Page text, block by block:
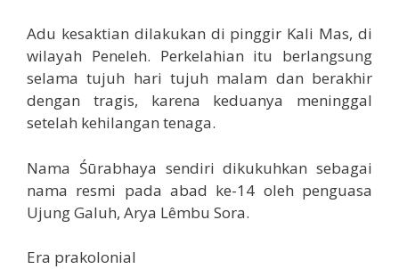
Adu kesaktian dilakukan di pinggir Kali Mas, di
wilayah Peneleh. Perkelahian itu berlangsung
selama tujuh hari tujuh malam dan berakhir
dengan tragis, karena keduanya meninggal
setelah kehilangan tenaga.
Nama Śūrabhaya sendiri dikukuhkan sebagai
nama resmi pada abad ke-14 oleh penguasa
Ujung Galuh, Arya Lêmbu Sora.
Era prakolonial